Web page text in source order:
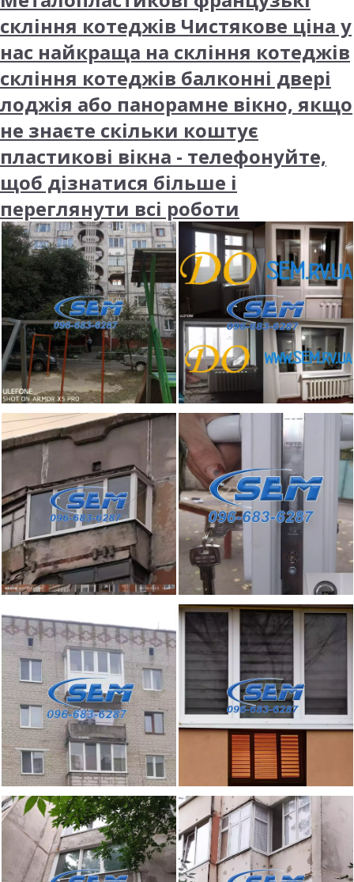
скління котеджів Чистякове ціна у
нас найкраща на скління котеджів
скління котеджів балконні двері
лоджія або панорамне вікно, якщо
не знаєте скільки коштує
пластикові вікна - телефонуйте,
щоб дізнатися більше і
переглянути всі роботи